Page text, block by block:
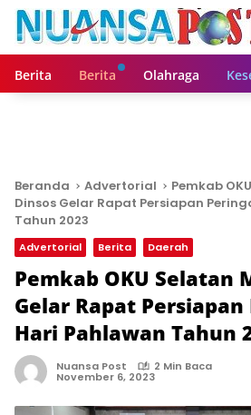
Berita Berita Olahraga
Beranda Advertorial
Pemkab
Dinsos Gelar Rapat Persiapan
Tahun 2023
Advertorial Berita Daerah
Pemkab OKU Selatan
Gelar Rapat
Hari Pahlawan Tahun
Nuansa Post 2 Min Baca
November 6, 2023